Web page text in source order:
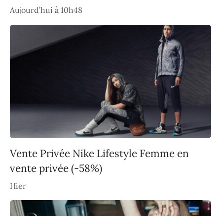
Aujourd’hui à 10h48
Vente Privée Nike Lifestyle Femme en
vente privée (-58%)
Hier